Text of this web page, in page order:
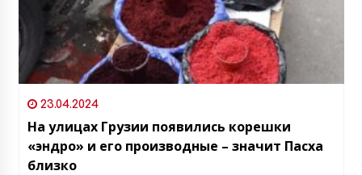
23.04.2024
На улицах Грузии появились корешки
«эндро» и его производные – значит Пасха
близко